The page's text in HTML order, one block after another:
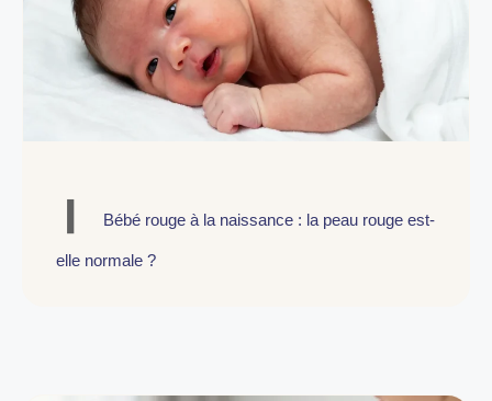
Bébé rouge à la naissance : la peau rouge est-
elle normale ?